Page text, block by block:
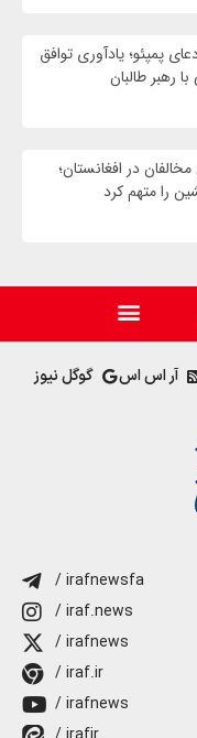
پمپئو؛ یادآوری توافق
رهبر طالبان
در افغانستان؛
را متهم کرد
آر اس اس گوگل نیوز
/ irafnewsfa
/ iraf.news
/ irafnews
/ iraf.ir
/ irafnews